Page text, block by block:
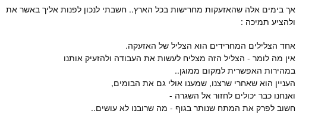
אך בימים אלה שהאזעקות מחרישות בכל הארץ.. חשבתי לנכון לפנות אליך באשר את
ולהציע תמיכה :
אחד הצלילים המחרידים הוא הצליל של האזעקה.
אין מה לומר - הצליל הזה מצליח לעשות את העבודה ולהזעיק אותנו
במהירות האפשרית למקום ממוגן..
העניין הוא שאחרי שרצנו, שמענו אולי גם את הבומים,
ואנחנו כבר יכולים לחזור אל השגרה -
חשוב לפרק את המתח שנותר בגוף - מה שרובנו לא עושים..